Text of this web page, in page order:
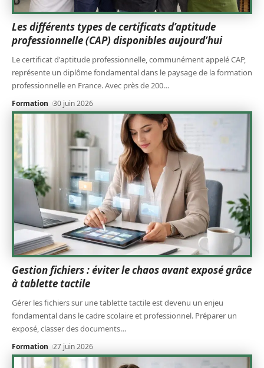
Les différents types de certificats d’aptitude
professionnelle (CAP) disponibles aujourd’hui
Le certificat d'aptitude professionnelle, communément appelé CAP,
représente un diplôme fondamental dans le paysage de la formation
professionnelle en France. Avec près de 200…
Formation 30 juin 2026
Gestion fichiers : éviter le chaos avant exposé grâce
à tablette tactile
Gérer les fichiers sur une tablette tactile est devenu un enjeu
fondamental dans le cadre scolaire et professionnel. Préparer un
exposé, classer des documents…
Formation 27 juin 2026